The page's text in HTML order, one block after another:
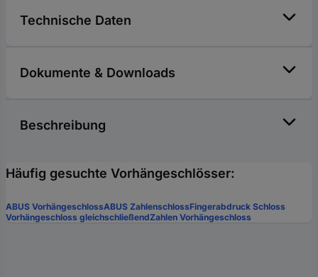
Technische Daten
Dokumente & Downloads
Beschreibung
Häufig gesuchte Vorhängeschlösser:
ABUS VorhängeschlossABUS ZahlenschlossFingerabdruck Schloss
Vorhängeschloss gleichschließendZahlen Vorhängeschloss